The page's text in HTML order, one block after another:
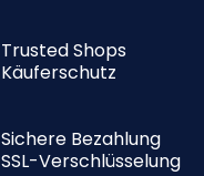
Trusted Shops
Käuferschutz
Sichere Bezahlung
SSL-Verschlüsselung